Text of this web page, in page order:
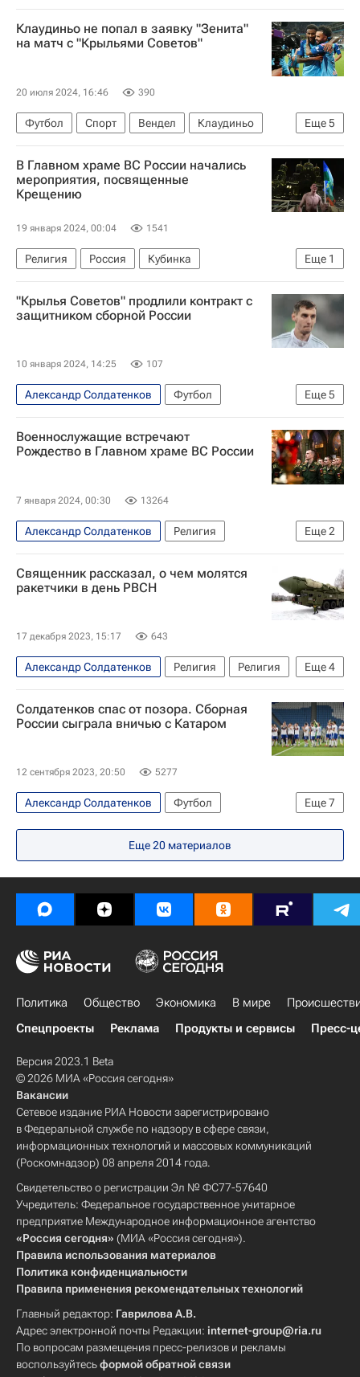
Самара
Санкт-Петербург
Егор Голенков
Роман Евгеньев
Крылья Советов
Ростов
Клаудиньо не попал в заявку "Зенита"
на матч с "Крыльями Советов"
20 июля 2024, 16:46 390
Еще5
Футбол Спорт Вендел
Клаудиньо
Евгений Латышонок
Зенит
Крылья Советов
Фламенго
РПЛ 2026-2027 (Чемпионат России по футболу)
В Главном храме ВС России начались
мероприятия, посвященные
Крещению
19 января 2024, 00:04 1541
Еще 1
Религия Россия
Кубинка
Крещение Господне
"Крылья Советов" продлили контракт с
защитником сборной России
10 января 2024, 14:25 107
Еще5
Александр Солдатенков
Футбол
Крылья Советов
Чертаново
Сергей Корниленко
РПЛ 2026-2027 (Чемпионат России по футболу)
Трансферы в РПЛ
Военнослужащие встречают
Рождество в Главном храме ВС России
7 января 2024, 00:30 13264
Еще2
Александр Солдатенков
Религия
Новый год
Россия
Священник рассказал, о чем молятся
ракетчики в день РВСН
17 декабря 2023, 15:17 643
Еще4
Александр Солдатенков Религия
Религия
Ракетные войска стратегического назначения
Россия
Русская православная церковь
Солдатенков спас от позора. Сборная
России сыграла вничью с Катаром
12 сентября 2023, 20:50 5277
Еще7
Александр Солдатенков
Футбол
Материалы РИА Спорт
Авторы РИА Новости Спорт
Международная федерация футбола (ФИФА)
Матвей Сафонов
Валерий Карпин
Сборная России по футболу
Катар
Еще20 материалов
Политика Общество Экономика В мире
Спецпроекты
Реклама Продукты и сервисы Пресс-
Версия 2023.1 Beta
© 2026 МИА «Россия сегодня»
Вакансии
Сетевое издание РИА Новости зарегистрировано
в Федеральной службе по надзору в сфере связи,
информационных технологий и массовых коммуникаций
(Роскомнадзор) 08 апреля 2014 года.
Свидетельство о регистрации Эл № ФС77-57640
Учредитель: Федеральное государственное унитарное
предприятие Международное информационное агентство
«Россия сегодня» (МИА «Россия сегодня»).
Правила использования материалов
Политика конфиденциальности
Правила применения рекомендательных технологий
Главный редактор: Гаврилова А.В.
Адрес электронной почты Редакции: internet-group@ria.ru
По вопросам размещения пресс-релизов и рекламы
воспользуйтесьформой обратной связи